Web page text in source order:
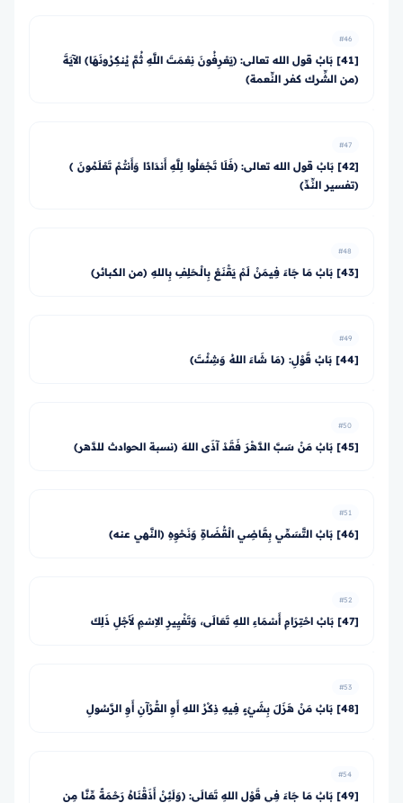
#46
[41] بَابُ قول الله تعالى: ﴿يَعْرِفُونَ نِعْمَتَ اللَّهِ ثُمَّ يُنكِرُونَهَا﴾ الآيَةَ
(من الشِّرك كفر النِّعمة)
#47
[42] بَابُ قول الله تعالى: ﴿فَلَا تَجْعَلُوا لِلَّهِ أَندَادًا وَأَنتُمْ تَعْلَمُونَ ﴾
(تفسير النِّدِّ)
#48
[43] بَابُ مَا جَاءَ فِيمَنْ لَمْ يَقْنَعْ بِالْـحَلِفِ بِاللهِ (من الكبائر)
#49
[44] بَابُ قَوْلِ: (مَا شَاءَ اللهُ وَشِئْتَ)
#50
[45] بَابُ مَنْ سَبَّ الدَّهْرَ فَقَدْ آذَى اللهَ (نسبة الحوادث للدَّهر)
#51
[46] بَابُ التَّسَمِّي بِقَاضِي الْقُضَاةِ وَنَحْوِهِ (النَّهي عنه)
#52
[47] بَابُ احْتِرَامِ أَسْمَاءِ اللهِ تَعَالَى، وَتَغْيِيرِ الاِسْمِ لأَجْلِ ذَلِكَ
#53
[48] بَابُ مَنْ هَزَلَ بِشَيْءٍ فِيهِ ذِكْرُ اللهِ أَوِ القُرْآنِ أَوِ الرَّسُولِ
#54
[49] بَابُ مَا جَاءَ فِي قَوْلِ اللهِ تَعَالَى: ﴿وَلَئِنْ أَذَقْنَاهُ رَحْمَةً مِّنَّا مِن